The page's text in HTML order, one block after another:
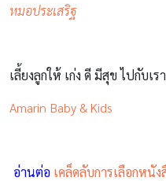
หมอประเสริฐ
เลี้ยงลูกให้ เก่ง ดี มีสุข ไปกับเ
Amarin Baby & Kids
อ่านต่อ เคล็ดลับการเลือกหนั